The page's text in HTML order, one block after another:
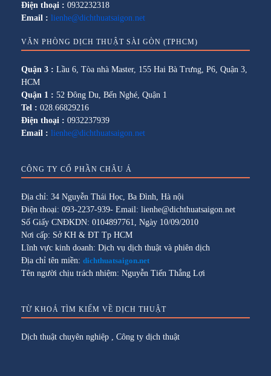
Điện thoại : 0932232318
Email : lienhe@dichthuatsaigon.net
VĂN PHÒNG DỊCH THUẬT SÀI GÒN (TPHCM)
Quận 3 : Lầu 6, Tòa nhà Master, 155 Hai Bà Trưng, P6, Quận 3,
HCM
Quận 1 : 52 Đông Du, Bến Nghé, Quận 1
Tel : 028.66829216
Điện thoại : 0932237939
Email : lienhe@dichthuatsaigon.net
CÔNG TY CỔ PHẦN CHÂU Á
Địa chỉ: 34 Nguyễn Thái Học, Ba Đình, Hà nội
Điện thoại: 093-2237-939- Email: lienhe@dichthuatsaigon.net
Số Giấy CNĐKDN: 0104897761, Ngày 10/09/2010
Nơi cấp: Sở KH & ĐT Tp HCM
Lĩnh vực kinh doanh: Dịch vụ dịch thuật và phiên dịch
Địa chỉ tên miền: dichthuatsaigon.net
Tên người chịu trách nhiệm: Nguyễn Tiến Thắng Lợi
TỪ KHOÁ TÌM KIẾM VỀ DỊCH THUẬT
Dịch thuật chuyên nghiệp , Công ty dịch thuật